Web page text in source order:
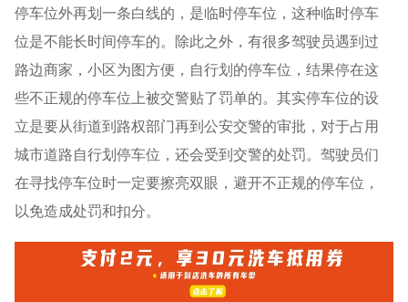
停车位外再划一条白线的，是临时停车位，这种临时停车
位是不能长时间停车的。除此之外，有很多驾驶员遇到过
路边商家，小区为图方便，自行划的停车位，结果停在这
些不正规的停车位上被交警贴了罚单的。其实停车位的设
立是要从街道到路权部门再到公安交警的审批，对于占用
城市道路自行划停车位，还会受到交警的处罚。驾驶员们
在寻找停车位时一定要擦亮双眼，避开不正规的停车位，
以免造成处罚和扣分。